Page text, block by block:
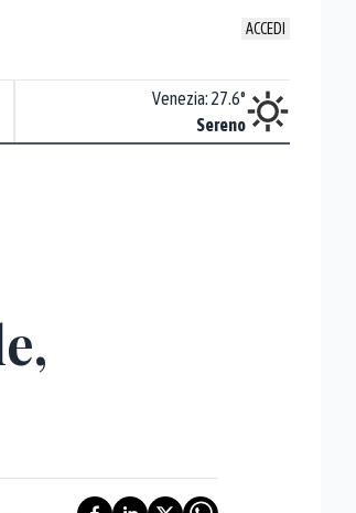
ACCEDI
Venezia: 27.6°
Sereno